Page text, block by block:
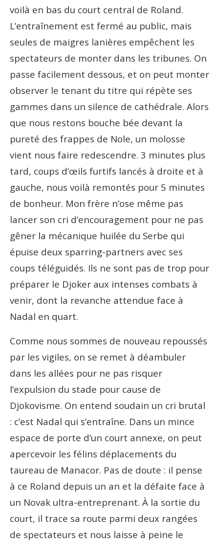
voilà en bas du court central de Roland.
L’entraînement est fermé au public, mais
seules de maigres lanières empêchent les
spectateurs de monter dans les tribunes. On
passe facilement dessous, et on peut monter
observer le tenant du titre qui répète ses
gammes dans un silence de cathédrale. Alors
que nous restons bouche bée devant la
pureté des frappes de Nole, un molosse
vient nous faire redescendre. 3 minutes plus
tard, coups d’œils furtifs lancés à droite et à
gauche, nous voilà remontés pour 5 minutes
de bonheur. Mon frère n’ose même pas
lancer son cri d’encouragement pour ne pas
gêner la mécanique huilée du Serbe qui
épuise deux sparring-partners avec ses
coups téléguidés. Ils ne sont pas de trop pour
préparer le Djoker aux intenses combats à
venir, dont la revanche attendue face à
Nadal en quart.
Comme nous sommes de nouveau repoussés
par les vigiles, on se remet à déambuler
dans les allées pour ne pas risquer
l’expulsion du stade pour cause de
Djokovisme. On entend soudain un cri brutal
: c’est Nadal qui s’entraîne. Dans un mince
espace de porte d’un court annexe, on peut
apercevoir les félins déplacements du
taureau de Manacor. Pas de doute : il pense
à ce Roland depuis un an et la défaite face à
un Novak ultra-entreprenant. À la sortie du
court, il trace sa route parmi deux rangées
de spectateurs et nous laisse à peine le